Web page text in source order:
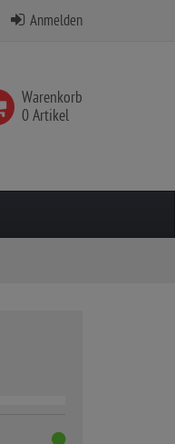
Anmelden
Warenkorb
0 Artikel